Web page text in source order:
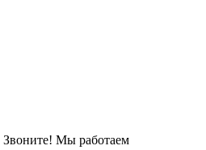
Звоните! Мы работаем